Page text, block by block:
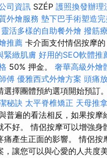
司資訊 SZÉP 護照換發辦理
外燴服務 墊下巴手術塑造
靈活多樣的自助餐外燴 撥筋
推薦 卡介面支付情侶按摩的
緊緻肌膚 好用的SEO軟體推
50% 押金。 奢華高級外燴
傅 優雅西式外燴方案 頭痛
擇團體預約選項開始預訂。
秘訣 太平脊椎矯正 天母推
普遍的看法相反，如果按摩
好。 情侶按摩可以增強身
痛產生正面的影響。 情侶按
，讓您可以與心愛的人共度